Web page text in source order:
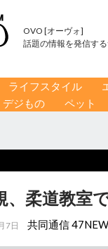
OVO [オーヴォ]
話題の情報を発信する
ライフスタイル
デジもの ペット
、柔道教室
7日 共同通信